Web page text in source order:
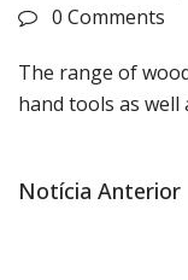
0 Comments
The range of
hand tools as
Notícia
Notícia Anterior